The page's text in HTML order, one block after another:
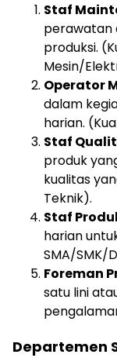
Staf
perawatan
produksi.
Mesin/
Operator
dalam
harian.
Staf
produk
kualitas
Teknik).
Staf
harian
SMA/SMK/
Foreman
satu lini
Departemen